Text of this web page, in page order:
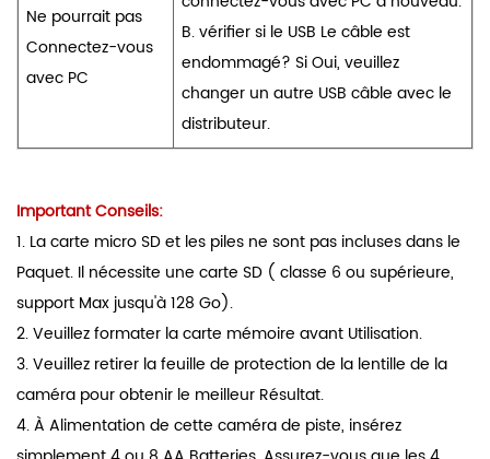
Ne pourrait pas
Connectez-vous
avec PC
B. vérifier si le USB Le câble est
endommagé? Si Oui, veuillez
changer un autre USB câble avec le
distributeur.
Important Conseils:
1. La carte micro SD et les piles ne sont pas incluses dans le
Paquet. Il nécessite une carte SD ( classe 6 ou supérieure,
support Max jusqu'à 128 Go).
2. Veuillez formater la carte mémoire avant Utilisation.
3. Veuillez retirer la feuille de protection de la lentille de la
caméra pour obtenir le meilleur Résultat.
4. À Alimentation de cette caméra de piste, insérez